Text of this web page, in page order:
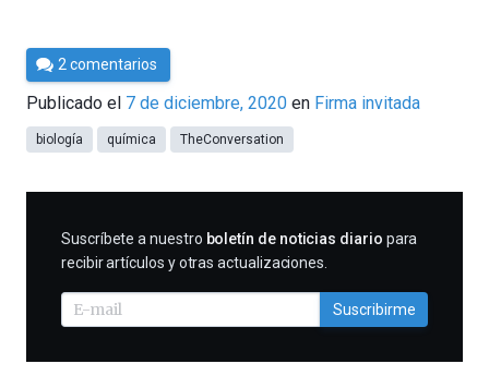
Por
César
Tomé
2 comentarios
Publicado el 7 de diciembre, 2020 en Firma invitada
biología química TheConversation
SUSCRIBIRME
Suscríbete a nuestro boletín de noticias diario para
recibir artículos y otras actualizaciones.
Suscribirme